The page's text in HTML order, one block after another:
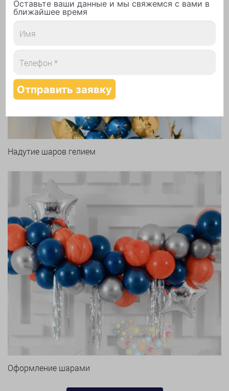
Арки и гирлянды из шаров
Надутие шаров гелием
Оформление шарами
Оставьте ваши данные и мы свяжемся с вами в
ближайшее время